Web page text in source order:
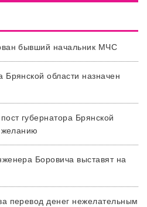
бывший начальник МЧС
Брянской области назначен
губернатора Брянской
желанию
Боровича выставят на
перевод денег нежелательным